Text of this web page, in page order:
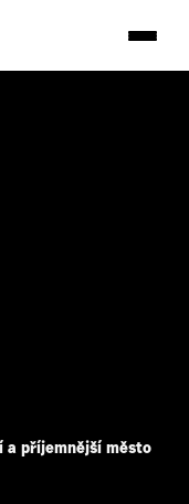
a příjemnější město